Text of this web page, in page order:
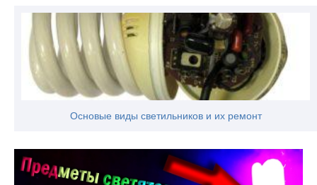
Основые виды светильников и их ремонт